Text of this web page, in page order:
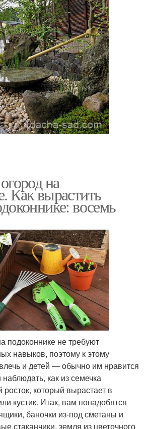
на
Как вырастить
восемь
подоконнике не требуют
навыков, поэтому к этому
и детей — обычно им нравится
как из семечка
росток, который вырастает в
кустик. Итак, вам понадобятся
баночки из-под сметаны и
стаканчики, земля из цветочного